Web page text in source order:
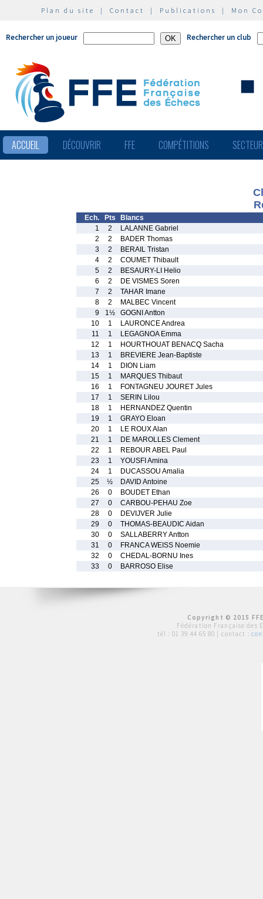
Plan du site | Contact | Publications | Mon
Rechercher un joueur Rechercher un club
ACCUEIL DÉCOUVRIR FFE COMPÉTITIONS
Ech. Pts
Blancs
1
2
LALANNE Gabriel
2
2
BADER Thomas
3
2
BERAIL Tristan
4
2
COUMET Thibault
5
2
BESAURY-LI Helio
6
2
DE VISMES Soren
7
2
TAHAR Imane
8
2
MALBEC Vincent
9
1½
GOGNI Antton
10
1
LAURONCE Andrea
11
1
LEGAGNOA Emma
12
1
HOURTHOUAT BENACQ Sacha
13
1
BREVIERE Jean-Baptiste
14
1
DION Liam
15
1
MARQUES Thibaut
16
1
FONTAGNEU JOURET Jules
17
1
SERIN Lilou
18
1
HERNANDEZ Quentin
19
1
GRAYO Eloan
20
1
LE ROUX Alan
21
1
DE MAROLLES Clement
22
1
REBOUR ABEL Paul
23
1
YOUSFI Amina
24
1
DUCASSOU Amalia
25
½
DAVID Antoine
26
0
BOUDET Ethan
27
0
CARBOU-PEHAU Zoe
28
0
DEVIJVER Julie
29
0
THOMAS-BEAUDIC Aidan
30
0
SALLABERRY Antton
31
0
FRANCA WEISS Noemie
32
0
CHEDAL-BORNU Ines
33
0 BARROSO Elise
Copyright © 2015
Fédération Française des
tél : 01 39 44 65 80 | contact :